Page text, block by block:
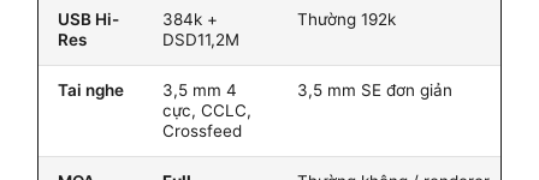
USB Hi-
Res
384k +
DSD11,2M
Thường 192k
Tai nghe
3,5 mm 4
cực, CCLC,
Crossfeed
3,5 mm SE đơn giản